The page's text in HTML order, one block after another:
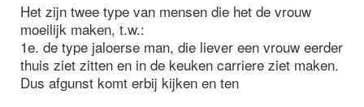
Het zijn twee type van mensen die het de vrouw
moeilijk maken, t.w.:
1e. de type jaloerse man, die liever een vrouw eerder
thuis ziet zitten en in de keuken carriere ziet maken.
Dus afgunst komt erbij kijken en ten